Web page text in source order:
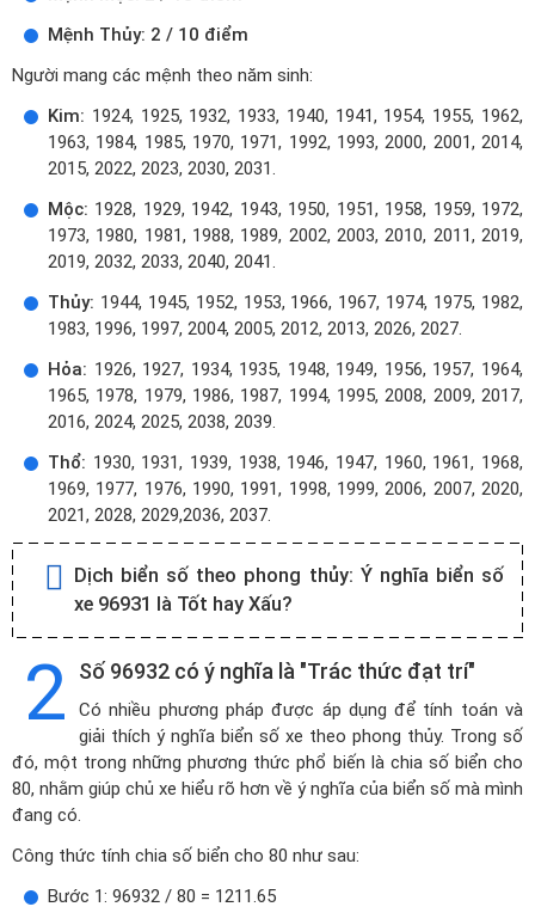
Mệnh Thủy: 2 / 10 điểm
Người mang các mệnh theo năm sinh:
Kim: 1924, 1925, 1932, 1933, 1940, 1941, 1954, 1955, 1962,
1963, 1984, 1985, 1970, 1971, 1992, 1993, 2000, 2001, 2014,
2015, 2022, 2023, 2030, 2031.
Mộc: 1928, 1929, 1942, 1943, 1950, 1951, 1958, 1959, 1972,
1973, 1980, 1981, 1988, 1989, 2002, 2003, 2010, 2011, 2019,
2019, 2032, 2033, 2040, 2041.
Thủy: 1944, 1945, 1952, 1953, 1966, 1967, 1974, 1975, 1982,
1983, 1996, 1997, 2004, 2005, 2012, 2013, 2026, 2027.
Hỏa: 1926, 1927, 1934, 1935, 1948, 1949, 1956, 1957, 1964,
1965, 1978, 1979, 1986, 1987, 1994, 1995, 2008, 2009, 2017,
2016, 2024, 2025, 2038, 2039.
Thổ: 1930, 1931, 1939, 1938, 1946, 1947, 1960, 1961, 1968,
1969, 1977, 1976, 1990, 1991, 1998, 1999, 2006, 2007, 2020,
2021, 2028, 2029,2036, 2037.
Dịch biển số theo phong thủy: Ý nghĩa biển số
xe 96931 là Tốt hay Xấu?
2 Số 96932 có ý nghĩa là "Trác thức đạt trí"
Có nhiều phương pháp được áp dụng để tính toán và
giải thích ý nghĩa biển số xe theo phong thủy. Trong số
đó, một trong những phương thức phổ biến là chia số biển cho
80, nhằm giúp chủ xe hiểu rõ hơn về ý nghĩa của biển số mà mình
đang có.
Công thức tính chia số biển cho 80 như sau:
Bước 1: 96932 / 80 = 1211.65